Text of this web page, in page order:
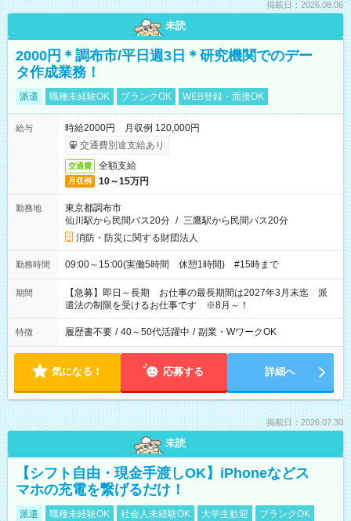
掲載日：2026.08.06
未読
2000円＊調布市/平日週3日＊研究機関でのデー
タ作成業務！
派遣 職種未経験OK ブランクOK WEB登録・面接OK
給与
時給2000円 月収例 120,000円
交通費別途支給あり
交通費 全額支給
月収例 10～15万円
勤務地
東京都調布市
仙川駅から民間バス20分 / 三鷹駅から民間バス20分
消防・防災に関する財団法人
勤務時間 09:00～15:00(実働5時間 休憩1時間) #15時まで
期間
【急募】即日～長期 お仕事の最長期間は2027年3月末迄 派
遣法の制限を受けるお仕事です ※8月～！
特徴 履歴書不要 / 40～50代活躍中 / 副業・WワークOK
気になる！ 応募する 詳細へ
掲載日：2026.07.30
未読
【シフト自由・現金手渡しOK】iPhoneなどス
マホの充電を繋げるだけ！
派遣 職種未経験OK 社会人未経験OK 大学生歓迎 ブランクOK